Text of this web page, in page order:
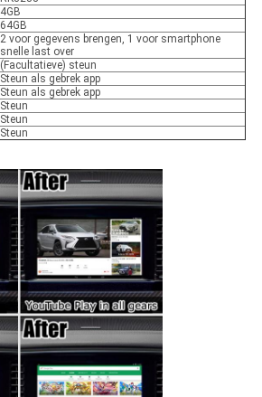
4GB
64GB
2 voor gegevens brengen, 1 voor smartphone
snelle last over
(Facultatieve) steun
Steun als gebrek app
Steun als gebrek app
Steun
Steun
Steun